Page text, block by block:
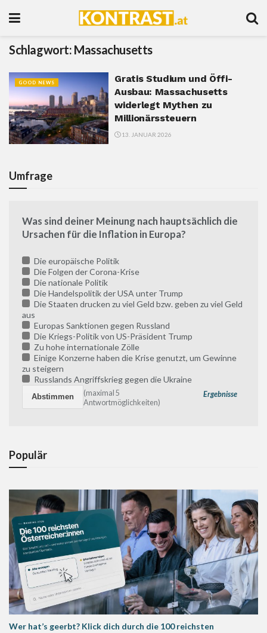
Schlagwort: Massachusetts
GOOD NEWS
Gratis Studium und Öffi-
Ausbau: Massachusetts
widerlegt Mythen zu
Millionärssteuern
13. JANUAR 2026
Umfrage
Was sind deiner Meinung nach hauptsächlich die
Ursachen für die Inflation in Europa?
Die europäische Politik
Die Folgen der Corona-Krise
Die nationale Politik
Die Handelspolitik der USA unter Trump
Die Staaten drucken zu viel Geld bzw. geben zu viel Geld
aus
Europas Sanktionen gegen Russland
Die Kriegs-Politik von US-Präsident Trump
Zu hohe internationale Zölle
Einige Konzerne haben die Krise genutzt, um Gewinne
zu steigern
Russlands Angriffskrieg gegen die Ukraine
Ergebnisse
(maximal 5
Antwortmöglichkeiten)
Populär
Wer hat’s geerbt? Klick dich durch die 100 reichsten